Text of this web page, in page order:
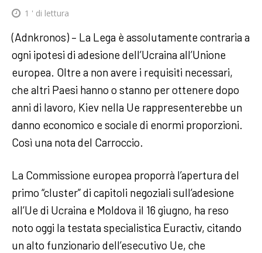
1 ' di lettura
(Adnkronos) – La Lega è assolutamente contraria a
ogni ipotesi di adesione dell’Ucraina all’Unione
europea. Oltre a non avere i requisiti necessari,
che altri Paesi hanno o stanno per ottenere dopo
anni di lavoro, Kiev nella Ue rappresenterebbe un
danno economico e sociale di enormi proporzioni.
Così una nota del Carroccio.
La Commissione europea proporrà l’apertura del
primo “cluster” di capitoli negoziali sull’adesione
all’Ue di Ucraina e Moldova il 16 giugno, ha reso
noto oggi la testata specialistica Euractiv, citando
un alto funzionario dell’esecutivo Ue, che